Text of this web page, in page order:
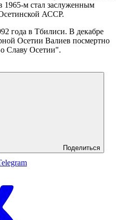
1965-м стал заслуженным
АССР.
года в Тбилиси. В декабре
Осетии Валиев посмертно
Славу Осетии".
Поделиться